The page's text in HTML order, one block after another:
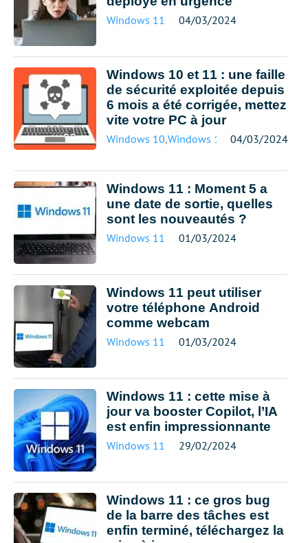
Windows 11 04/03/2024
Windows 10 et 11 : une faille
de sécurité exploitée depuis
6 mois a été corrigée, mettez
vite votre PC à jour
Windows 10,Windows 11 04/03/2024
Windows 11 : Moment 5 a
une date de sortie, quelles
sont les nouveautés ?
Windows 11 01/03/2024
Windows 11 peut utiliser
votre téléphone Android
comme webcam
Windows 11 01/03/2024
Windows 11 : cette mise à
jour va booster Copilot, l’IA
est enfin impressionnante
Windows 11 29/02/2024
Windows 11 : ce gros bug
de la barre des tâches est
enfin terminé, téléchargez la